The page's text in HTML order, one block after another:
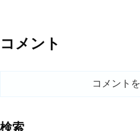
コメント
コメント
検索